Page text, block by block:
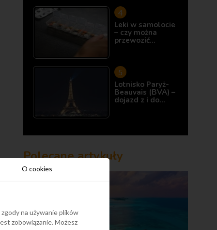
Leki w samolocie
– czy można
przewozić…
Lotnisko Paryż-
Beauvais (BVA) –
dojazd z i do…
Polecane artykuły
O cookies
na używanie plików
zobowiązanie. Możesz